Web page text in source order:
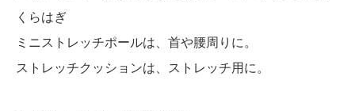
くらはぎ
ミニストレッチポールは、首や腰周りに。
ストレッチクッションは、ストレッチ用に。